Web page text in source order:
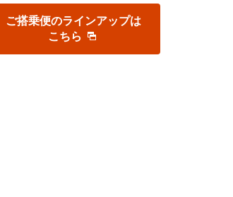
ご搭乗便のラインアップは
こちら